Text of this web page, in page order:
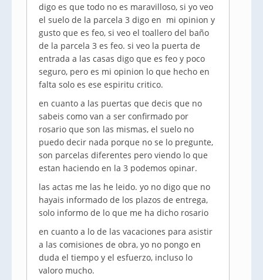
digo es que todo no es maravilloso, si yo veo
el suelo de la parcela 3 digo en mi opinion y
gusto que es feo, si veo el toallero del baño
de la parcela 3 es feo. si veo la puerta de
entrada a las casas digo que es feo y poco
seguro, pero es mi opinion lo que hecho en
falta solo es ese espiritu critico.
en cuanto a las puertas que decis que no
sabeis como van a ser confirmado por
rosario que son las mismas, el suelo no
puedo decir nada porque no se lo pregunte,
son parcelas diferentes pero viendo lo que
estan haciendo en la 3 podemos opinar.
las actas me las he leido. yo no digo que no
hayais informado de los plazos de entrega,
solo informo de lo que me ha dicho rosario
en cuanto a lo de las vacaciones para asistir
a las comisiones de obra, yo no pongo en
duda el tiempo y el esfuerzo, incluso lo
valoro mucho.